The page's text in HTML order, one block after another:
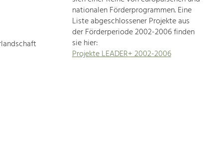
vielfältig.
Deshalb
geben
wir
hier
nationalen Förderprogrammen. Eine
Liste abgeschlossener Projekte aus
der Förderperiode 2002-2006 finden
sie hier:
Projekte LEADER+ 2002-2006